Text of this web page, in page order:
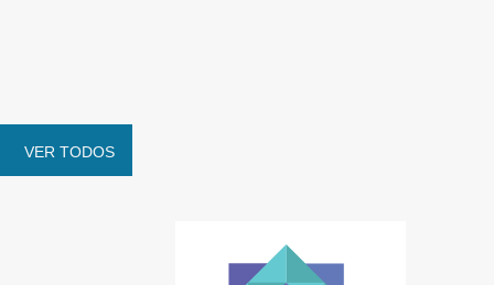
VER TODOS